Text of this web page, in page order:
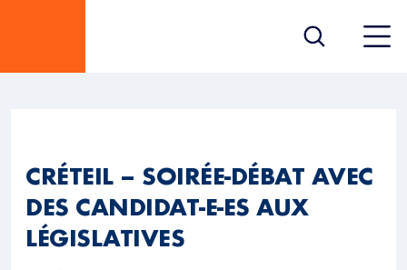
CRÉTEIL – SOIRÉE-DÉBAT AVEC
DES CANDIDAT-E-ES AUX
LÉGISLATIVES